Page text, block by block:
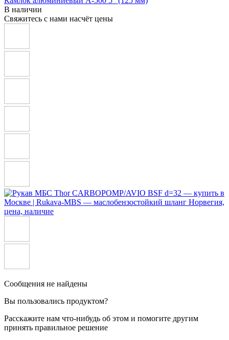
В наличии
Свяжитесь с нами насчёт цены
Сообщения не найдены
Вы пользовались продуктом?
Расскажите нам что-нибудь об этом и помогите другим
принять правильное решение